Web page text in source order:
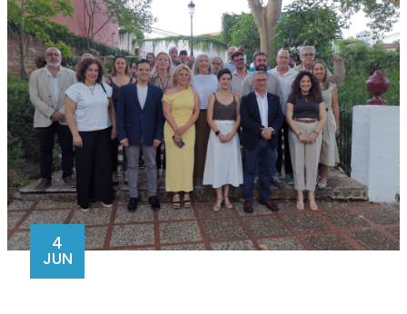
4
JUN